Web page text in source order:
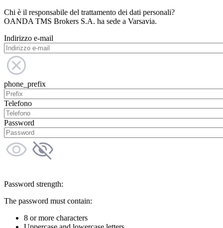
Chi è il responsabile del trattamento dei dati personali?
OANDA TMS Brokers S.A. ha sede a Varsavia.
Indirizzo e-mail
phone_prefix
Telefono
Password
Password strength:
The password must contain:
8 or more characters